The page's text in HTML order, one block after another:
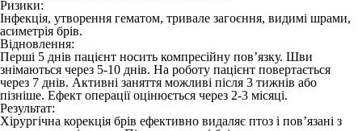
Ризики:
Інфекція, утворення гематом, тривале загоєння, видимі шрами,
асиметрія брів.
Відновлення:
Перші 5 днів пацієнт носить компресійну пов’язку. Шви
знімаються через 5-10 днів. На роботу пацієнт повертається
через 7 днів. Активні заняття можливі після 3 тижнів або
пізніше. Ефект операції оцінюється через 2-3 місяці.
Результат:
Хірургічна корекція брів ефективно видаляє птоз і пов’язані з